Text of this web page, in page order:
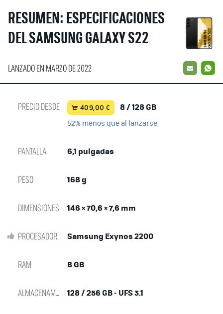
RESUMEN: ESPECIFICACIONES
DEL SAMSUNG GALAXY S22
LANZADO EN MARZO DE 2022 EMAIL
PRECIO DESDE 409,00 € 8 / 128 GB
52% menos que al lanzarse
PANTALLA 6,1 pulgadas
PESO 168 g
DIMENSIONES 146 × 70,6 × 7,6 mm
PROCESADOR Samsung Exynos 2200
RAM 8 GB
ALMACENAMIENTO 128 / 256 GB - UFS 3.1